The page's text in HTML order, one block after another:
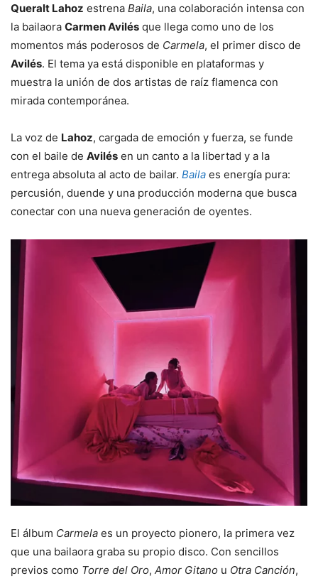
Queralt Lahoz estrena Baila, una colaboración intensa con
la bailaora Carmen Avilés que llega como uno de los
momentos más poderosos de Carmela, el primer disco de
Avilés. El tema ya está disponible en plataformas y
muestra la unión de dos artistas de raíz flamenca con
mirada contemporánea.
La voz de Lahoz, cargada de emoción y fuerza, se funde
con el baile de Avilés en un canto a la libertad y a la
entrega absoluta al acto de bailar. Baila es energía pura:
percusión, duende y una producción moderna que busca
conectar con una nueva generación de oyentes.
El álbum Carmela es un proyecto pionero, la primera vez
que una bailaora graba su propio disco. Con sencillos
previos como Torre del Oro, Amor Gitano u Otra Canción,